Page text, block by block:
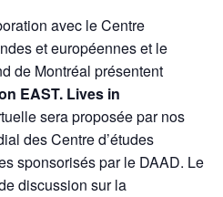
avec le Centre
et européennes et le
de Montréal présentent
EAST. Lives in
sera proposée par nos
des Centre d’études
sponsorisés par le DAAD. Le
discussion sur la